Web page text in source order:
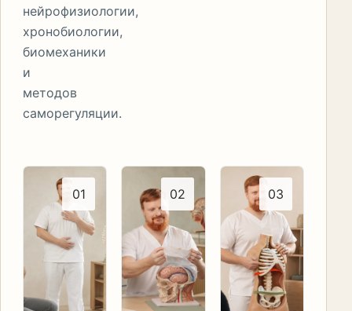
нейрофизиологии,
хронобиологии,
биомеханики
и
методов
саморегуляции.
01 02 03